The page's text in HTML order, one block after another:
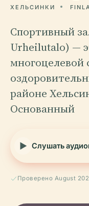
ХЕЛЬСИНКИ
Спортивный
Urheilutalo) —
многоцелевой
районе
Основанный
Слушать
Проверено August